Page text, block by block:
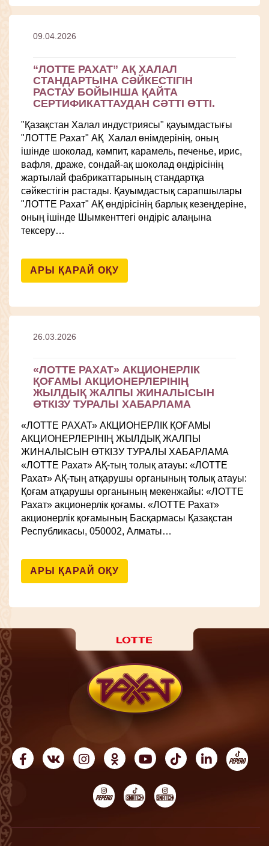
09.04.2026
“ЛОТТЕ РАХАТ” АҚ ХАЛАЛ
СТАНДАРТЫНА СӘЙКЕСТІГІН
РАСТАУ БОЙЫНША ҚАЙТА
СЕРТИФИКАТТАУДАН СӘТТІ ӨТТІ.
"Қазақстан Халал индустриясы" қауымдастығы
"ЛОТТЕ Рахат" АҚ Халал өнімдерінің, оның
ішінде шоколад, кәмпит, карамель, печенье, ирис,
вафля, драже, сондай-ақ шоколад өндірісінің
жартылай фабрикаттарының стандартқа
сәйкестігін растады. Қауымдастық сарапшылары
"ЛОТТЕ Рахат" АҚ өндірісінің барлық кезеңдеріне,
оның ішінде Шымкенттегі өндіріс алаңына
тексеру…
АРЫ ҚАРАЙ ОҚУ
26.03.2026
«ЛОТТЕ РАХАТ» АКЦИОНЕРЛІК
ҚОҒАМЫ АКЦИОНЕРЛЕРІНІҢ
ЖЫЛДЫҚ ЖАЛПЫ ЖИНАЛЫСЫН
ӨТКІЗУ ТУРАЛЫ ХАБАРЛАМА
«ЛОТТЕ РАХАТ» АКЦИОНЕРЛІК ҚОҒАМЫ
АКЦИОНЕРЛЕРІНІҢ ЖЫЛДЫҚ ЖАЛПЫ
ЖИНАЛЫСЫН ӨТКІЗУ ТУРАЛЫ ХАБАРЛАМА
«ЛОТТЕ Рахат» АҚ-тың толық атауы: «ЛОТТЕ
Рахат» АҚ-тың атқарушы органының толық атауы:
Қоғам атқарушы органының мекенжайы: «ЛОТТЕ
Рахат» акционерлік қоғамы. «ЛОТТЕ Рахат»
акционерлік қоғамының Басқармасы Қазақстан
Республикасы, 050002, Алматы…
АРЫ ҚАРАЙ ОҚУ